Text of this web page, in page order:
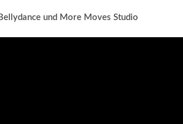
und More Moves Studio